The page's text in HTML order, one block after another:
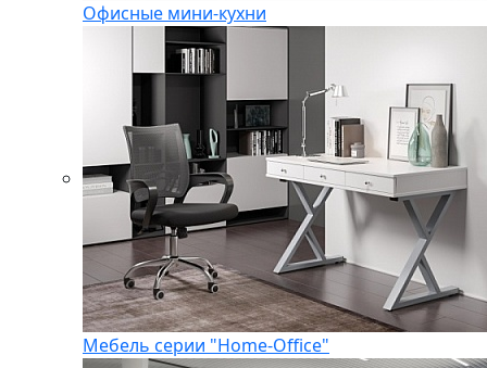
Офисные мини-кухни
Мебель серии "Home-Office"